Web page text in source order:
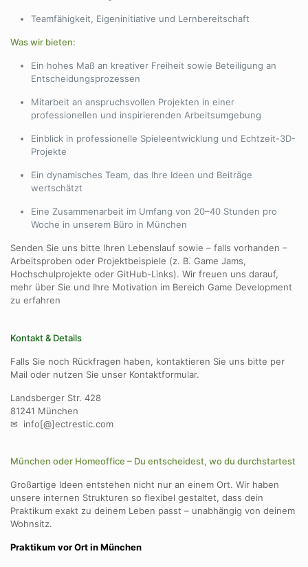
Teamfähigkeit, Eigeninitiative und Lernbereitschaft
Was wir bieten:
Ein hohes Maß an kreativer Freiheit sowie Beteiligung an
Entscheidungsprozessen
Mitarbeit an anspruchsvollen Projekten in einer
professionellen und inspirierenden Arbeitsumgebung
Einblick in professionelle Spieleentwicklung und Echtzeit-3D-
Projekte
Ein dynamisches Team, das Ihre Ideen und Beiträge
wertschätzt
Eine Zusammenarbeit im Umfang von 20–40 Stunden pro
Woche in unserem Büro in München
Senden Sie uns bitte Ihren Lebenslauf sowie – falls vorhanden –
Arbeitsproben oder Projektbeispiele (z. B. Game Jams,
Hochschulprojekte oder GitHub-Links). Wir freuen uns darauf,
mehr über Sie und Ihre Motivation im Bereich Game Development
zu erfahren
Kontakt & Details
Falls Sie noch Rückfragen haben, kontaktieren Sie uns bitte per
Mail oder nutzen Sie unser Kontaktformular.
Landsberger Str. 428
81241 München
✉ info[@]ectrestic.com
München oder Homeoffice – Du entscheidest, wo du durchstartest
Großartige Ideen entstehen nicht nur an einem Ort. Wir haben
unsere internen Strukturen so flexibel gestaltet, dass dein
Praktikum exakt zu deinem Leben passt – unabhängig von deinem
Wohnsitz.
Praktikum vor Ort in München